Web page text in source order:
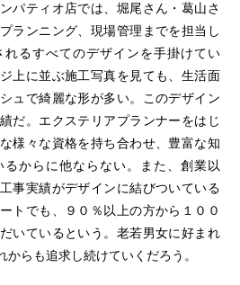
パティオ店では、堀尾さん・葛山さ
ランニング、現場管理までを担当し
るすべてのデザインを手掛けてい
上に並ぶ施工写真を見ても、生活面
ュで綺麗な形が多い。このデザイン
だ。エクステリアプランナーをはじ
様々な資格を持ち合わせ、豊富な知
からに他ならない。また、創業以
事実績がデザインに結びついている
トでも、９０％以上の方から１００
いているという。老若男女に好まれ
らも追求し続けていくだろう。